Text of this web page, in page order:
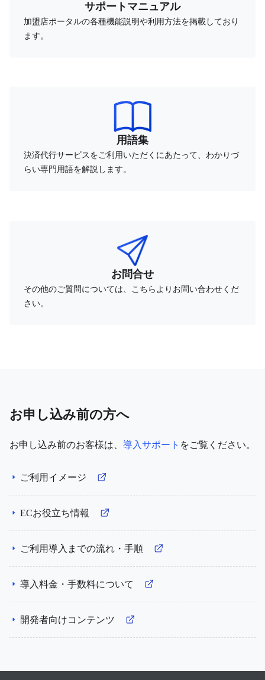
サポートマニュアル
加盟店ポータルの各種機能説明や利用方法を掲載しており
ます。
用語集
決済代行サービスをご利用いただくにあたって、わかりづ
らい専門用語を解説します。
お問合せ
その他のご質問については、こちらよりお問い合わせくだ
さい。
お申し込み前の方へ
お申し込み前のお客様は、 導入サポート をご覧ください。
ご利用イメージ
ECお役立ち情報
ご利用導入までの流れ・手順
導入料金・手数料について
開発者向けコンテンツ